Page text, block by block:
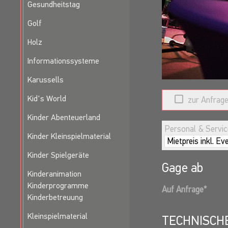
Gesundheitstag
Golf
Holz
Informationssysteme
Karussells
Kid's World
Kinder Abenteuerland
Kinder Kleinspielmaterial
Kinder Spielgeräte
Kinderanimation
Kinderprogramme
Kinderbetreuung
Kleinspielmaterial
werden zu den
PERFORMANCE
Flexibel und
100% HANDMADE
alles echt gespielt,
Referenzen:
Deutsche Bank,
Radison
zur
Personal &
Gage ab
Auf Anfrage*